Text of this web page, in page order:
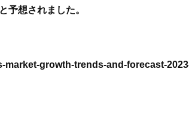
予想されました。
growth-trends-and-forecast-